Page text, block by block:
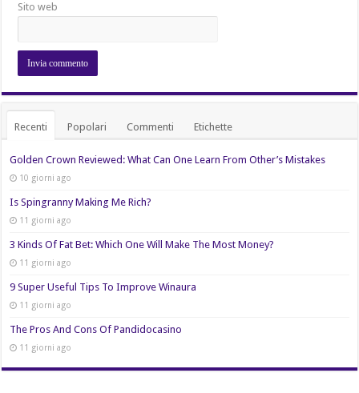
Sito web
Recenti Popolari Commenti Etichette
Golden Crown Reviewed: What Can One Learn From Other’s Mistakes
10 giorni ago
Is Spingranny Making Me Rich?
11 giorni ago
3 Kinds Of Fat Bet: Which One Will Make The Most Money?
11 giorni ago
9 Super Useful Tips To Improve Winaura
11 giorni ago
The Pros And Cons Of Pandidocasino
11 giorni ago